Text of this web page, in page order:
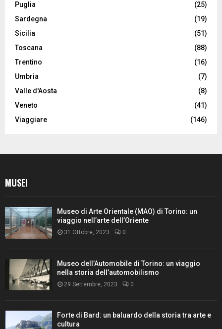
Puglia
(25)
Sardegna
(19)
Sicilia
(51)
Toscana
(88)
Trentino
(16)
Umbria
(7)
Valle d'Aosta
(8)
Veneto
(41)
Viaggiare
(146)
MUSEI
Museo di Arte Orientale (MAO) di Torino: un
viaggio nell’arte dell’Oriente
31 Ottobre, 2023 0
Museo dell’Automobile di Torino: un viaggio
nella storia dell’automobilismo
29 Settembre, 2023 0
Forte di Bard: un baluardo della storia tra arte e
cultura